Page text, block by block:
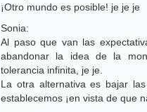
¡Otro mundo es posible! je je je
Sonia:
Al paso que van las
abandonar la idea de la
tolerancia infinita, je je.
La otra alternativa es bajar
establecemos ¡en vista de que